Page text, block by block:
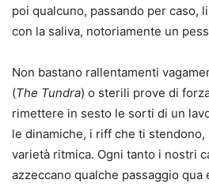
poi qualcuno, passando per caso, li
con la saliva, notoriamente un
Non bastano rallentamenti
(The Tundra) o sterili prove di
rimettere in sesto le sorti di un
le dinamiche, i riff che ti stendono,
varietà ritmica. Ogni tanto i nostri
azzeccano qualche passaggio qua